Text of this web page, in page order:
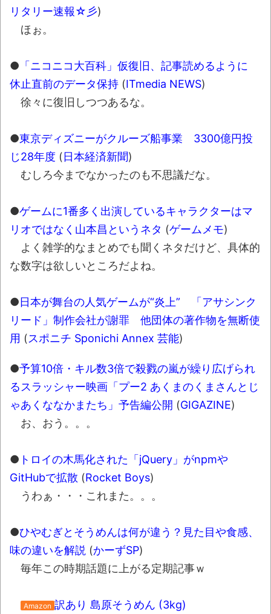
リタリー速報☆彡)
ほぉ。
● 「ニコニコ大百科」仮復旧、記事読めるように
休止直前のデータ保持 (ITmedia NEWS)
徐々に復旧しつつあるな。
●東京ディズニーがクルーズ船事業 3300億円投
じ28年度 (日本経済新聞)
むしろ今までなかったのも不思議だな。
●ゲームに1番多く出演しているキャラクターはマ
リオではなく山本昌というネタ (ゲームメモ)
よく雑学的なまとめでも聞くネタだけど、具体的
な数字は欲しいところだよね。
●日本が舞台の人気ゲームが“炎上” 「アサシンク
リード」制作会社が謝罪 他団体の著作物を無断使
用 (スポニチ Sponichi Annex 芸能)
●予算10倍・キル数3倍で殺戮の嵐が繰り広げられ
るスラッシャー映画「プー2 あくまのくまさんとじ
ゃあくななかまたち」予告編公開 (GIGAZINE)
お、おう。。。
● トロイの木馬化された「jQuery」がnpmや
GitHubで拡散 (Rocket Boys)
うわぁ・・・これまた。。。
●ひやむぎとそうめんは何が違う？見た目や食感、
味の違いを解説 (かーずSP)
毎年この時期話題に上がる定期記事ｗ
Amazon 訳あり 島原そうめん (3kg)